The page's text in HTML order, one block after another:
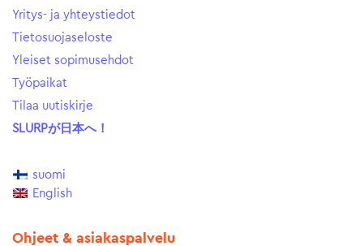
Yritys- ja yhteystiedot
Tietosuojaseloste
Yleiset sopimusehdot
Työpaikat
Tilaa uutiskirje
SLURPが日本へ！
suomi
English
Ohjeet & asiakaspalvelu